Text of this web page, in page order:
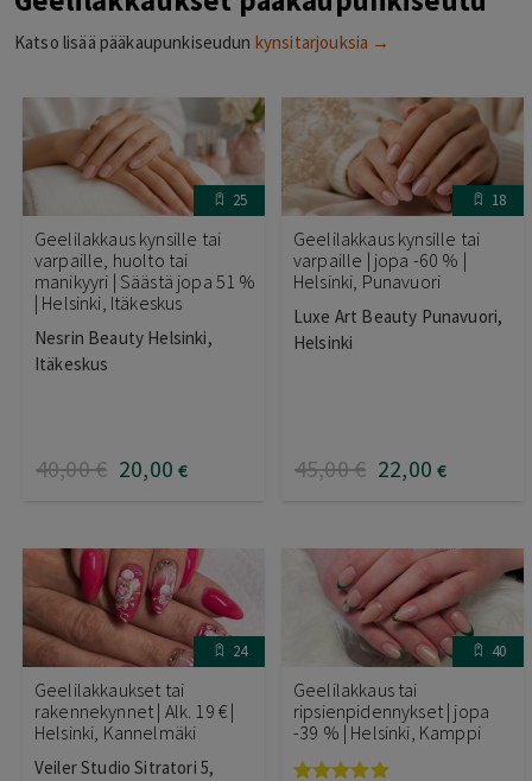
Katso lisää pääkaupunkiseudun kynsitarjouksia →
25
Geelilakkaus kynsille tai
varpaille, huolto tai
manikyyri | Säästä jopa 51 %
| Helsinki, Itäkeskus
Nesrin Beauty Helsinki,
Itäkeskus
40,00€ 20,00 €
18
Geelilakkaus kynsille tai
varpaille | jopa -60 % |
Helsinki, Punavuori
Luxe Art Beauty Punavuori,
Helsinki
45,00€ 22,00 €
24
Geelilakkaukset tai
rakennekynnet | Alk. 19 € |
Helsinki, Kannelmäki
Veiler Studio Sitratori 5,
40
Geelilakkaus tai
ripsienpidennykset | jopa
-39 % | Helsinki, Kamppi